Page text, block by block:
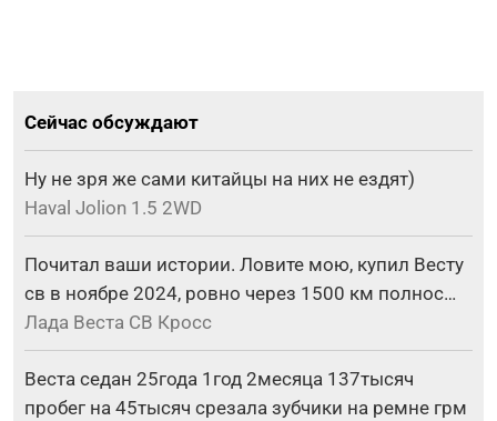
Сейчас обсуждают
Ну не зря же сами китайцы на них не ездят)
Haval Jolion 1.5 2WD
Почитал ваши истории. Ловите мою, купил Весту
св в ноябре 2024, ровно через 1500 км полнос…
Лада Веста СВ Кросс
Веста седан 25года 1год 2месяца 137тысяч
пробег на 45тысяч срезала зубчики на ремне грм